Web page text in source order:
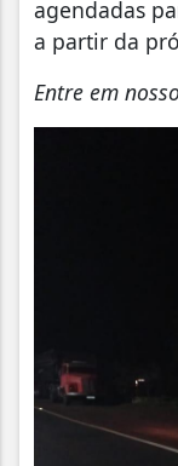
agendadas
a partir da
Entre em